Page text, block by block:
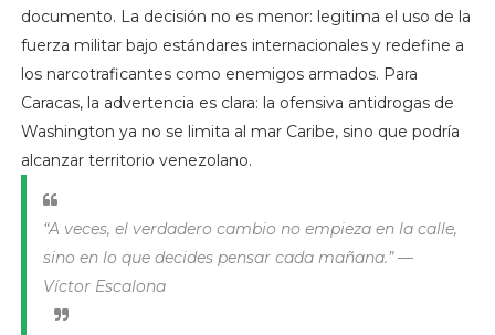
documento. La decisión no es menor: legitima el uso de la
fuerza militar bajo estándares internacionales y redefine a
los narcotraficantes como enemigos armados. Para
Caracas, la advertencia es clara: la ofensiva antidrogas de
Washington ya no se limita al mar Caribe, sino que podría
alcanzar territorio venezolano.
“A veces, el verdadero cambio no empieza en la calle,
sino en lo que decides pensar cada mañana.” —
Víctor Escalona